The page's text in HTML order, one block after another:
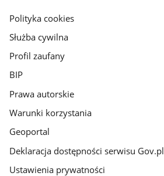
gov.pl
Polityka cookies
Służba cywilna
Profil zaufany
BIP
Prawa autorskie
Warunki korzystania
Geoportal
Deklaracja dostępności serwisu Gov.pl
Ustawienia prywatności